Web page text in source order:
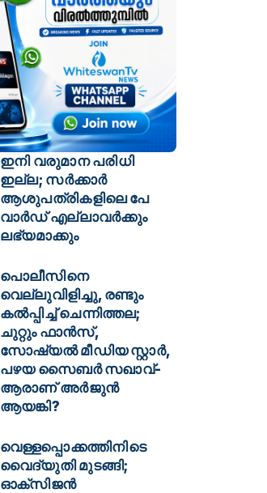
ഇനി വരുമാന പരിധി
ഇല്ല; സര്‍ക്കാര്‍
ആശുപത്രികളിലെ പേ
വാര്‍ഡ് എല്ലാവര്‍ക്കും
ലഭ്യമാക്കും
പൊലീസിനെ
വെല്ലുവിളിച്ചു, രണ്ടും
കൽപ്പിച്ച് ചെന്നിത്തല;
ചുറ്റും ഫാൻസ്,
സോഷ്യൽ മീഡിയ സ്റ്റാർ,
പഴയ സൈബർ സഖാവ്-
ആരാണ് അർജുൻ
ആയങ്കി?
വെള്ളപ്പൊക്കത്തിനിടെ
വൈദ്യുതി മുടങ്ങി;
ഓക്സിജൻ